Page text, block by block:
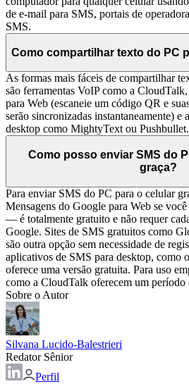
de e-mail para SMS, portais de
SMS.
Como compartilhar texto do PC
As formas mais fáceis de compartilhar
são ferramentas VoIP como a
para Web (escaneie um código QR e
serão sincronizadas instantaneamente) e
desktop como MightyText ou Pushbullet.
Como posso enviar SMS do
graça?
Para enviar SMS do PC para o celular
Mensagens do Google para Web se
— é totalmente gratuito e não requer
Google. Sites de SMS gratuitos como
são outra opção sem necessidade de
aplicativos de SMS para desktop, como
oferece uma versão gratuita. Para uso
como a CloudTalk oferecem um período
Sobre o Autor
Silvana Lucido-Balestrieri
Redator Sênior
Perfil